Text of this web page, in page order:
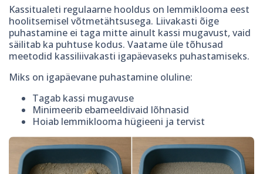
Kassitualeti regulaarne hooldus on lemmiklooma eest
hoolitsemisel võtmetähtsusega. Liivakasti õige
puhastamine ei taga mitte ainult kassi mugavust, vaid
säilitab ka puhtuse kodus. Vaatame üle tõhusad
meetodid kassiliivakasti igapäevaseks puhastamiseks.
Miks on igapäevane puhastamine oluline:
Tagab kassi mugavuse
Minimeerib ebameeldivaid lõhnasid
Hoiab lemmiklooma hügieeni ja tervist